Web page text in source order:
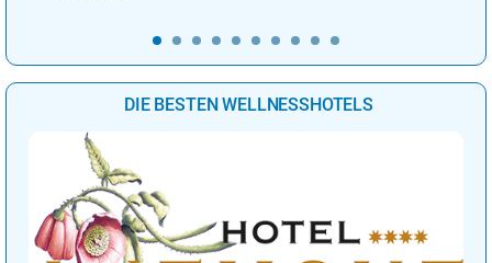
DIE BESTEN WELLNESSHOTELS